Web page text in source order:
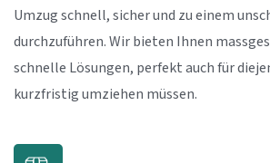
Umzug schnell, sicher und zu einem
durchzuführen. Wir bieten Ihnen
schnelle Lösungen, perfekt auch für
kurzfristig umziehen müssen.